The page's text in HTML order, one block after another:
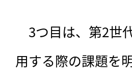
3つ目は、第2世
用する際の課題を